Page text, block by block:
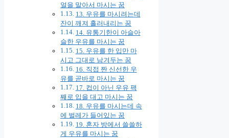
얼을 말아서 마시는 꿈
13. 우유를 마시려는데
잔이 깨져 흘러내리는 꿈
14. 유통기한이 아슬아
슬한 우유를 마시는 꿈
15. 우유를 한 입만 마
시고 그대로 남겨두는 꿈
16. 직접 짠 신선한 우
유를 곧바로 마시는 꿈
17. 컵이 아닌 우유 팩
째로 입을 대고 마시는 꿈
18. 우유를 마시는데 속
에 벌레가 들어있는 꿈
19. 혼자 방에서 쓸쓸하
게 우유를 마시는 꿈